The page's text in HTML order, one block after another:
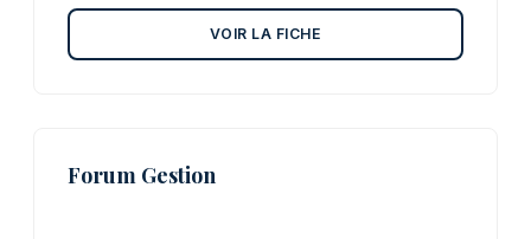
VOIR LA FICHE
Forum Gestion